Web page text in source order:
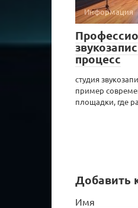
Информация
процесс
студия
пример
площадки, где
Добавить
Имя